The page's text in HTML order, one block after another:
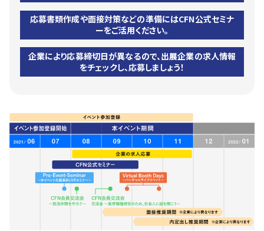
応募書類作成や面接対策などの準備にはCFN公式セミナ
ーをご活用ください。
企業により応募締切日が異なるので、出展企業の求人情報
をチェックし、応募しましょう！